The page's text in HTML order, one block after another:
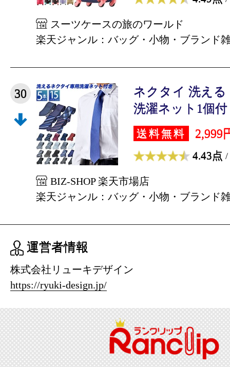
スーツケースの旅のワールド
楽天ジャンル：バッグ・小物・ブランド
30
ネクタイ 洗える
洗濯ネット1個付
送料無料 2,999
4.43点 /
BIZ-SHOP 楽天市場店
楽天ジャンル：バッグ・小物・ブランド
運営者情報
株式会社リューキデザイン
https://ryuki-design.jp/